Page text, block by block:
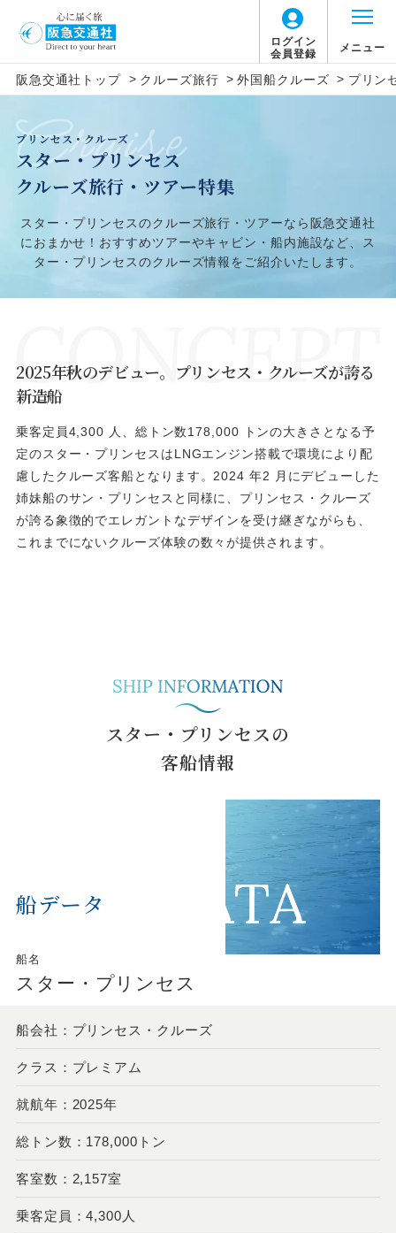
ログイン
会員登録
メニュー
阪急交通社トップ > クルーズ旅行 > 外国船クルーズ > プリン
プリンセス・クルーズ
スター・プリンセス
クルーズ旅行・ツアー特集
スター・プリンセスのクルーズ旅行・ツアーなら阪急交通社
におまかせ！おすすめツアーやキャビン・船内施設など、ス
ター・プリンセスのクルーズ情報をご紹介いたします。
2025年秋のデビュー。プリンセス・クルーズが誇る
新造船
乗客定員4,300 人、総トン数178,000 トンの大きさとなる予
定のスター・プリンセスはLNGエンジン搭載で環境により配
慮したクルーズ客船となります。2024 年2 月にデビューした
姉妹船のサン・プリンセスと同様に、プリンセス・クルーズ
が誇る象徴的でエレガントなデザインを受け継ぎながらも、
これまでにないクルーズ体験の数々が提供されます。
スター・プリンセスの
客船情報
船データ
船名
スター・プリンセス
船会社：プリンセス・クルーズ
クラス：プレミアム
就航年：2025年
総トン数：178,000トン
客室数：2,157室
乗客定員：4,300人